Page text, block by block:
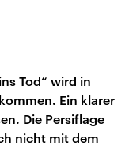
Tod“ wird in
Ein klarer
Die Persiflage
nicht mit dem